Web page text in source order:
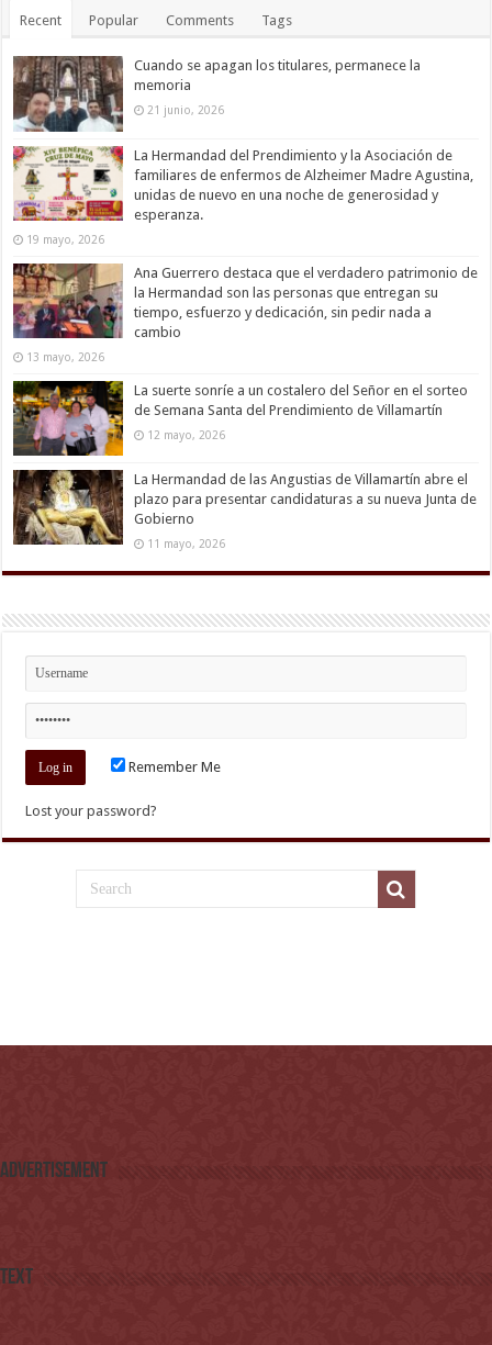
Recent Popular Comments Tags
Cuando se apagan los titulares, permanece la
memoria
21 junio, 2026
La Hermandad del Prendimiento y la Asociación de
familiares de enfermos de Alzheimer Madre Agustina,
unidas de nuevo en una noche de generosidad y
esperanza.
19 mayo, 2026
Ana Guerrero destaca que el verdadero patrimonio de
la Hermandad son las personas que entregan su
tiempo, esfuerzo y dedicación, sin pedir nada a
cambio
13 mayo, 2026
La suerte sonríe a un costalero del Señor en el sorteo
de Semana Santa del Prendimiento de Villamartín
12 mayo, 2026
La Hermandad de las Angustias de Villamartín abre el
plazo para presentar candidaturas a su nueva Junta de
Gobierno
11 mayo, 2026
Remember Me
Lost your password?
Advertisement
Text